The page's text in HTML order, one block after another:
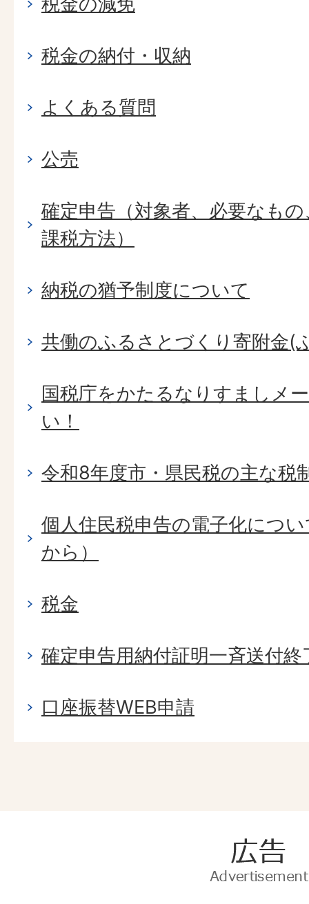
税金の納付・収納
よくある質問
公売
確定申告（対象者、必要なも
課税方法）
納税の猶予制度について
共働のふるさとづくり寄附金(
国税庁をかたるなりすましメ
い！
令和8年度市・県民税の主な税
個人住民税申告の電子化につ
から）
税金
確定申告用納付証明一斉送付
口座振替WEB申請
告